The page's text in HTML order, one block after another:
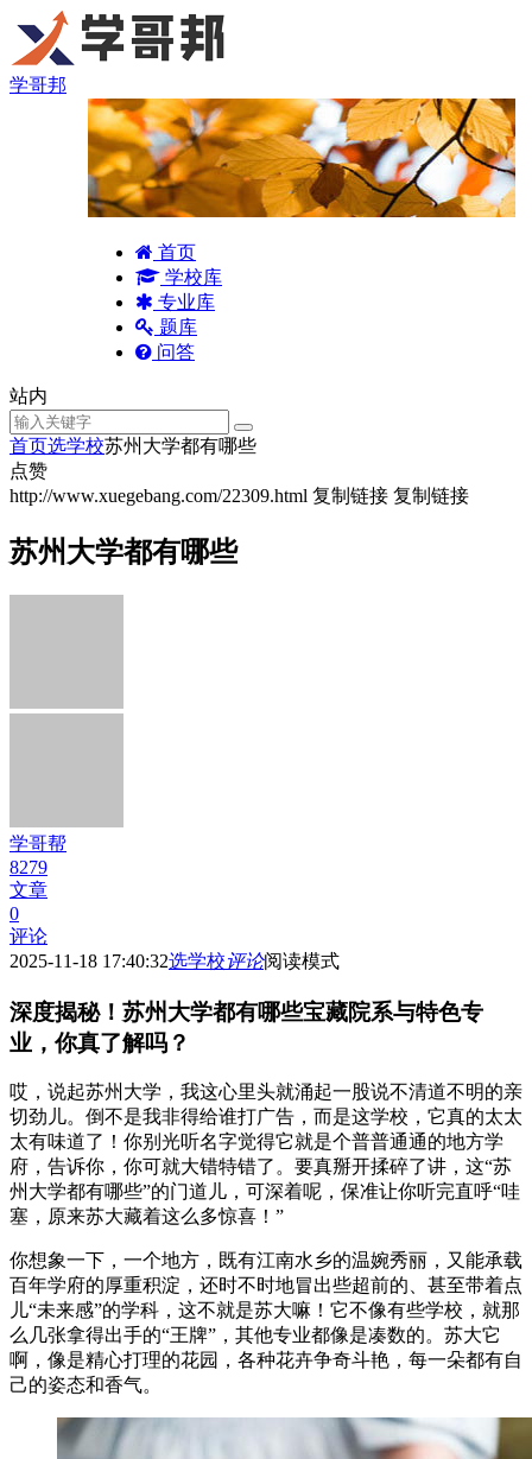
学哥邦
首页
学校库
专业库
题库
问答
站内
首页选学校苏州大学都有哪些
点赞
http://www.xuegebang.com/22309.html 复制链接 复制链接
苏州大学都有哪些
学哥帮
8279
文章
0
评论
2025-11-18 17:40:32选学校评论阅读模式
深度揭秘！苏州大学都有哪些宝藏院系与特色专
业，你真了解吗？
哎，说起苏州大学，我这心里头就涌起一股说不清道不明的亲
切劲儿。倒不是我非得给谁打广告，而是这学校，它真的太太
太有味道了！你别光听名字觉得它就是个普普通通的地方学
府，告诉你，你可就大错特错了。要真掰开揉碎了讲，这“苏
州大学都有哪些”的门道儿，可深着呢，保准让你听完直呼“哇
塞，原来苏大藏着这么多惊喜！”
你想象一下，一个地方，既有江南水乡的温婉秀丽，又能承载
百年学府的厚重积淀，还时不时地冒出些超前的、甚至带着点
儿“未来感”的学科，这不就是苏大嘛！它不像有些学校，就那
么几张拿得出手的“王牌”，其他专业都像是凑数的。苏大它
啊，像是精心打理的花园，各种花卉争奇斗艳，每一朵都有自
己的姿态和香气。